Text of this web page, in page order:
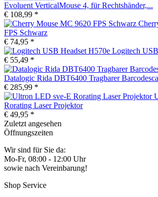
Evoluent VerticalMouse 4, für Rechtshänder,...
€ 108,99 *
FPS Schwarz
€ 74,95 *
Logitech
€ 55,49 *
Datalogic Rida DBT6400 Tragbarer
€ 285,99 *
Rorating Laser Projektor
€ 49,95 *
Zuletzt angesehen
Öffnungszeiten
Wir sind für Sie da:
Mo-Fr, 08:00 - 12:00 Uhr
sowie nach Vereinbarung!
Shop Service